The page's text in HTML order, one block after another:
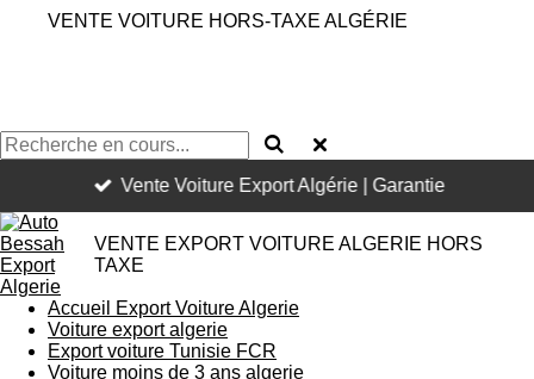
VENTE VOITURE HORS-TAXE ALGÉRIE
Vente Voiture Export Algérie | Garantie
VENTE EXPORT VOITURE ALGERIE HORS
TAXE
Accueil Export Voiture Algerie
Voiture export algerie
Export voiture Tunisie FCR
Voiture moins de 3 ans algerie